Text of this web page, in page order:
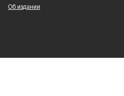
Об издании